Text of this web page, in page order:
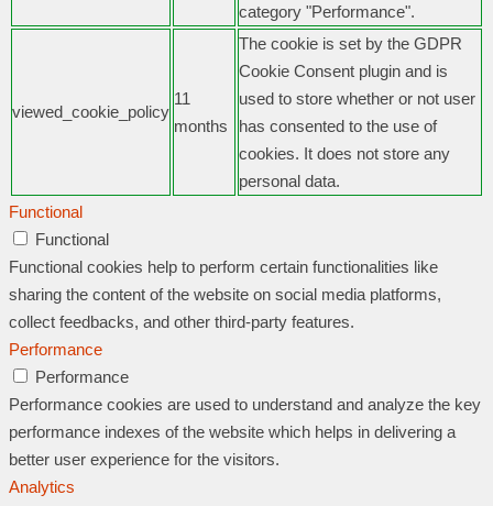
category "Performance".
viewed_cookie_policy
11
months
The cookie is set by the GDPR
Cookie Consent plugin and is
used to store whether or not user
has consented to the use of
cookies. It does not store any
personal data.
Functional
Functional
Functional cookies help to perform certain functionalities like
sharing the content of the website on social media platforms,
collect feedbacks, and other third-party features.
Performance
Performance
Performance cookies are used to understand and analyze the key
performance indexes of the website which helps in delivering a
better user experience for the visitors.
Analytics